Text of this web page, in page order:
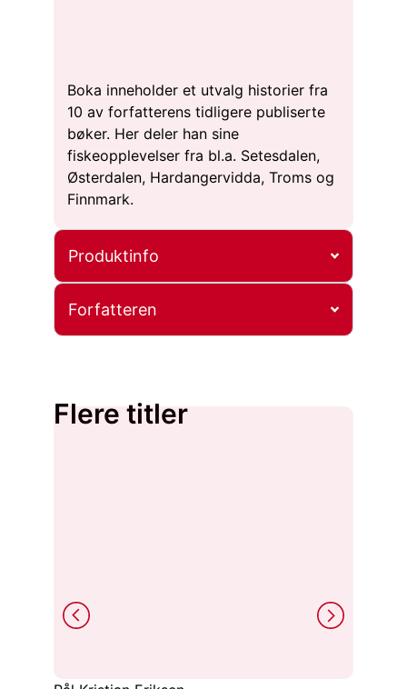
Boka inneholder et utvalg historier fra
10 av forfatterens tidligere publiserte
bøker. Her deler han sine
fiskeopplevelser fra bl.a. Setesdalen,
Østerdalen, Hardangervidda, Troms og
Finnmark.
Produktinfo
Forfatteren
Flere titler